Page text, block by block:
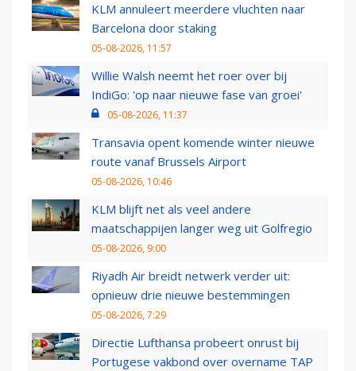
KLM annuleert meerdere vluchten naar
Barcelona door staking
05-08-2026, 11:57
Willie Walsh neemt het roer over bij
IndiGo: 'op naar nieuwe fase van groei'
05-08-2026, 11:37
Transavia opent komende winter nieuwe
route vanaf Brussels Airport
05-08-2026, 10:46
KLM blijft net als veel andere
maatschappijen langer weg uit Golfregio
05-08-2026, 9:00
Riyadh Air breidt netwerk verder uit:
opnieuw drie nieuwe bestemmingen
05-08-2026, 7:29
Directie Lufthansa probeert onrust bij
Portugese vakbond over overname TAP